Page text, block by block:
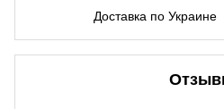
Доставка по Украине